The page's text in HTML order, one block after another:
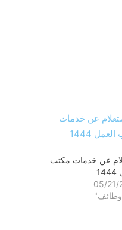
عن خدمات مكتب
05/21/